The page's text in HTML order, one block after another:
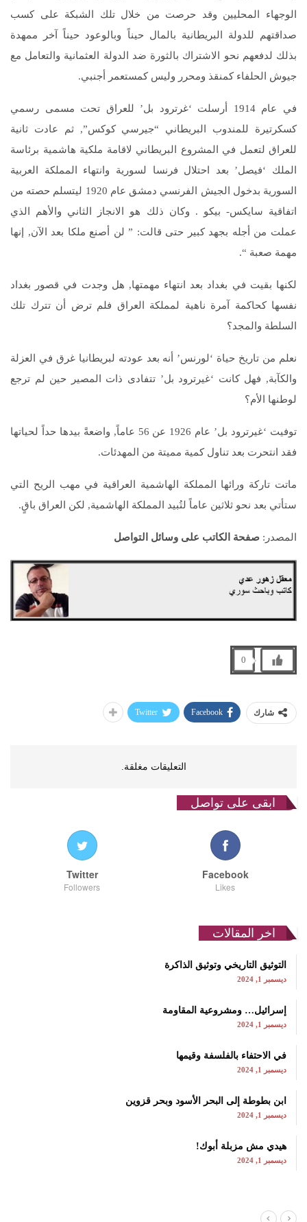
الوجهاء المحليين وقد حرصت من خلال تلك الشبكة على كسب
صداقتهم للدولة البريطانية بالمال حيناً وبالوعود حيناً آخر ممهدة
بذلك لدفعهم نحو الاشتراك بالثورة ضد الدولة العثمانية والتعامل مع
جيوش الحلفاء كمنقذ ومحرر وليس كمستعمر أجنبي.
في عام 1914 أرسلت ‘غرترود بل’ للعراق تحت مسمى رسمي
كسكرتيرة للمندوب البريطاني “جيرسي كوكس”, ثم عادت ثانية
للعراق لتعمل في المشروع البريطاني لاقامة ملكية هاشمية برئاسة
الملك ‘فيصل’ بعد احتلال فرنسا لسورية وانتهاء المملكة العربية
السورية بدخول الجيش الفرنسي دمشق عام 1920 ليتسلم حصته من
اتفاقية سايكس- بيكو . وكان ذلك هو الانجاز الثاني والأهم الذي
عملت من أجله بجهد كبير حتى قالت: ” لن أصنع ملكا بعد الآن, إنها
مهمة صعبة “.
لكنها بقيت في بغداد بعد انتهاء مهمتها, هل وجدت في قصور بغداد
نفسها كحاكمة آمرة ناهية لمملكة العراق فلم ترض أن تترك تلك
السلطة والمجد؟
نعلم من تاريخ حياة ‘لورنس’ أنه بعد عودته لبريطانيا غرق في العزلة
والكآبة, فهل كانت ‘غيرترود بل’ تتفادى ذات المصير حين لم ترجع
لوطنها الأم؟
توفيت ‘غيرترود بل’ عام 1926 عن 56 عاماً, واضعةً بيدها حداً لحياتها
فقد انتحرت بعد تناول كمية مميتة من المهدئات.
ماتت تاركة ورائها المملكة الهاشمية العراقية في مهب الريح التي
ستأتي بعد نحو ثلاثين عاماً لتُبيد المملكة الهاشمية, لكن العراق باقٍ.
المصدر: صفحة الكاتب على وسائل التواصل
0
شارك Facebook
Twitter
التعليقات مغلقة.
ابقى على تواصل
Facebook
Likes
Twitter
Followers
اخر المقالات
التوثيق التاريخي وتوثيق الذاكرة
ديسمبر 1, 2024
إسرائيل… ومشروعية المقاومة
ديسمبر 1, 2024
في الاحتفاء بالفلسفة وقيمها
ديسمبر 1, 2024
ابن بطوطة إلى البحر الأسود وبحر قزوين
ديسمبر 1, 2024
هيدي مش مزبلة أبوك!
ديسمبر 1, 2024